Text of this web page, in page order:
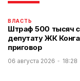
ВЛАСТЬ
Штраф 500 тысяч
депутату ЖК
приговор
06 августа 2026 18:28